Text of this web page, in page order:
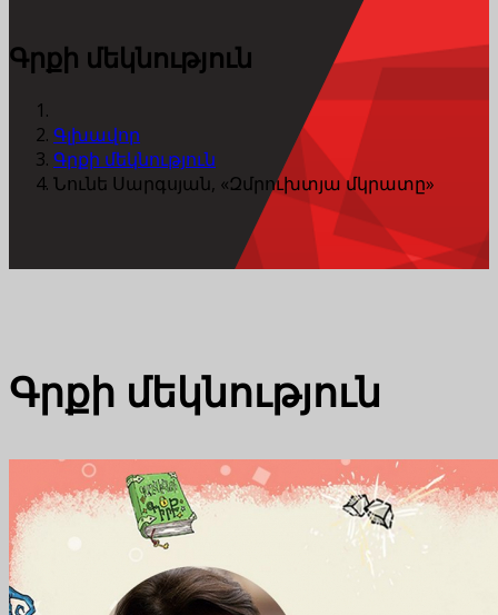
Գրքի մեկնություն
Գլխավոր
Գրքի մեկնություն
Նունե Սարգսյան, «Զմրուխտյա մկրատը»
Գրքի մեկնություն